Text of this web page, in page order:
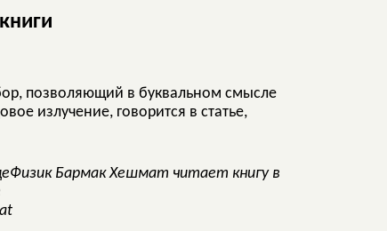
позволяющий в буквальном смысле
излучение, говорится в статье,
Физик Бармак Хешмат читает книгу в